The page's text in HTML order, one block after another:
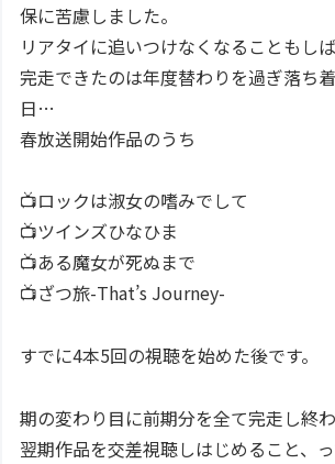
保に苦慮しました。
リアタイに追いつけなくなることもし
完走できたのは年度替わりを過ぎ落ち
日…
春放送開始作品のうち
📺ロックは淑女の嗜みでして
📺ツインズひなひま
📺ある魔女が死ぬまで
📺ざつ旅-That’s Journey-
すでに4本5回の視聴を始めた後です。
期の変わり目に前期分を全て完走し終
翌期作品を交差視聴しはじめること、